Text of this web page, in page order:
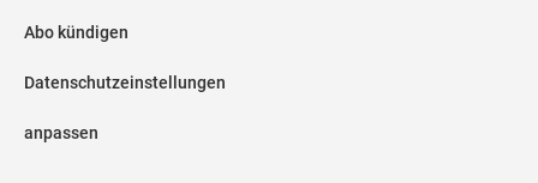
Abo kündigen
Datenschutzeinstellungen
anpassen